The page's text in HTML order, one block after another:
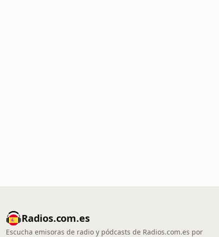
Radios.com.es
Escucha emisoras de radio y pódcasts de Radios.com.es por